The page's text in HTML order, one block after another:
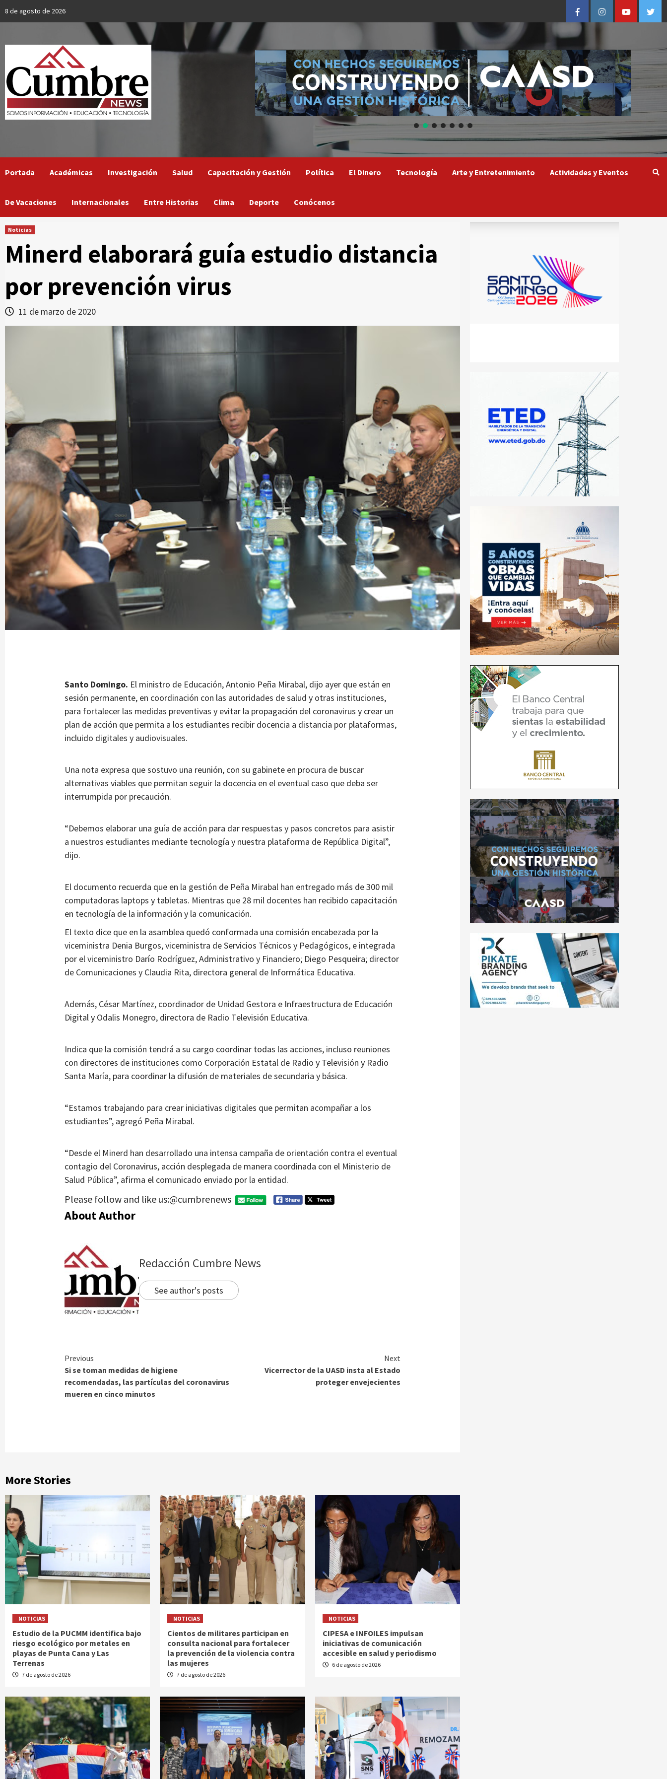
8 de agosto de 2026 FacebookInstagramYoutube
Portada Académicas Investigación Salud Capacitación y Gestión Política El Dinero Tecnología Arte y Entretenimiento Actividades y Eventos
De Vacaciones Internacionales Entre Historias Clima Deporte Conócenos
Noticias
Minerd elaborará guía estudio distancia
por prevención virus
11 de marzo de 2020
Santo Domingo. El ministro de Educación, Antonio Peña Mirabal, dijo ayer que están en
sesión permanente, en coordinación con las autoridades de salud y otras instituciones,
para fortalecer las medidas preventivas y evitar la propagación del coronavirus y crear un
plan de acción que permita a los estudiantes recibir docencia a distancia por plataformas,
incluido digitales y audiovisuales.
Una nota expresa que sostuvo una reunión, con su gabinete en procura de buscar
alternativas viables que permitan seguir la docencia en el eventual caso que deba ser
interrumpida por precaución.
“Debemos elaborar una guía de acción para dar respuestas y pasos concretos para asistir
a nuestros estudiantes mediante tecnología y nuestra plataforma de República Digital”,
dijo.
El documento recuerda que en la gestión de Peña Mirabal han entregado más de 300 mil
computadoras laptops y tabletas. Mientras que 28 mil docentes han recibido capacitación
en tecnología de la información y la comunicación.
El texto dice que en la asamblea quedó conformada una comisión encabezada por la
viceministra Denia Burgos, viceministra de Servicios Técnicos y Pedagógicos, e integrada
por el viceministro Darío Rodríguez, Administrativo y Financiero; Diego Pesqueira; director
de Comunicaciones y Claudia Rita, directora general de Informática Educativa.
Además, César Martínez, coordinador de Unidad Gestora e Infraestructura de Educación
Digital y Odalis Monegro, directora de Radio Televisión Educativa.
Indica que la comisión tendrá a su cargo coordinar todas las acciones, incluso reuniones
con directores de instituciones como Corporación Estatal de Radio y Televisión y Radio
Santa María, para coordinar la difusión de materiales de secundaria y básica.
“Estamos trabajando para crear iniciativas digitales que permitan acompañar a los
estudiantes”, agregó Peña Mirabal.
“Desde el Minerd han desarrollado una intensa campaña de orientación contra el eventual
contagio del Coronavirus, acción desplegada de manera coordinada con el Ministerio de
Salud Pública”, afirma el comunicado enviado por la entidad.
Please follow and like us:@cumbrenews
About Author
Redacción Cumbre News
See author's posts
Continue
Reading
Previous
Si se toman medidas de higiene
recomendadas, las partículas del coronavirus
mueren en cinco minutos
Next
Vicerrector de la UASD insta al Estado
proteger envejecientes
More Stories
NOTICIAS
Estudio de la PUCMM identifica bajo
riesgo ecológico por metales en
playas de Punta Cana y Las
Terrenas
7 de agosto de 2026
NOTICIAS
Cientos de militares participan en
consulta nacional para fortalecer
la prevención de la violencia contra
las mujeres
7 de agosto de 2026
NOTICIAS
CIPESA e INFOILES impulsan
iniciativas de comunicación
accesible en salud y periodismo
6 de agosto de 2026